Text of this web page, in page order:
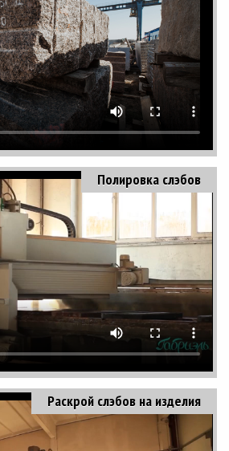
Полировка слэбов
Раскрой слэбов на изделия